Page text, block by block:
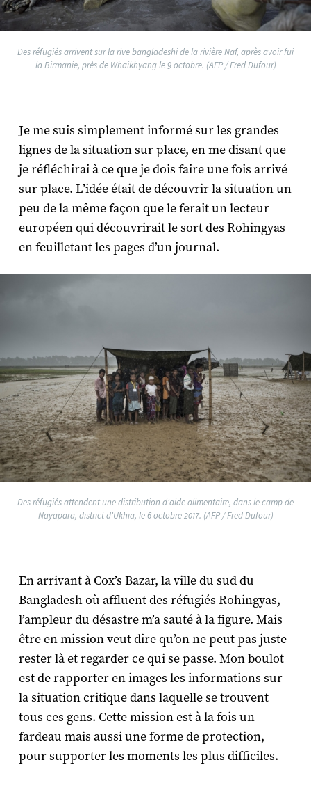
Des réfugiés arrivent sur la rive bangladeshi de la rivière Naf, après avoir fui
la Birmanie, près de Whaikhyang le 9 octobre. (AFP / Fred Dufour)
Je me suis simplement informé sur les grandes
lignes de la situation sur place, en me disant que
je réfléchirai à ce que je dois faire une fois arrivé
sur place. L’idée était de découvrir la situation un
peu de la même façon que le ferait un lecteur
européen qui découvrirait le sort des Rohingyas
en feuilletant les pages d’un journal.
Des réfugiés attendent une distribution d'aide alimentaire, dans le camp de
Nayapara, district d'Ukhia, le 6 octobre 2017. (AFP / Fred Dufour)
En arrivant à Cox’s Bazar, la ville du sud du
Bangladesh où affluent des réfugiés Rohingyas,
l’ampleur du désastre m’a sauté à la figure. Mais
être en mission veut dire qu’on ne peut pas juste
rester là et regarder ce qui se passe. Mon boulot
est de rapporter en images les informations sur
la situation critique dans laquelle se trouvent
tous ces gens. Cette mission est à la fois un
fardeau mais aussi une forme de protection,
pour supporter les moments les plus difficiles.